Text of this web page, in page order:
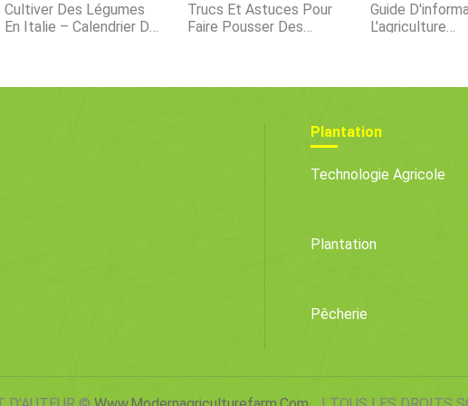
Cultiver Des Légumes
En Italie – Calendrier De
Trucs Et Astuces Pour
Faire Pousser Des
Guide
L'agriculture
Plantation
Technologie Agricole
Plantation
Pêcherie